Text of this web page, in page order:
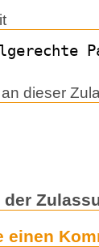
dieser
der
einen